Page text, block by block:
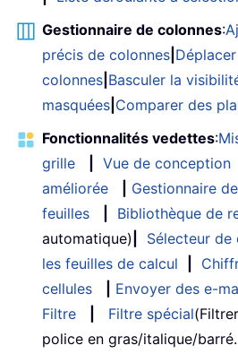
Gestionnaire de colonnes:
précis de colonnes
colonnes Basculer la
masquées Comparer des
Fonctionnalités vedettes:
grille
Vue de conception
améliorée
Gestionnaire
feuilles
Bibliothèque de
automatique)
Sélecteur de
les feuilles de calcul
cellules
Envoyer des e-
Filtre
Filtre spécial
police en gras/italique/